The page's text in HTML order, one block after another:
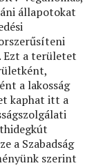
állapotokat
a területet
a lakosság
kaphat itt a
a Szabadság
szerint